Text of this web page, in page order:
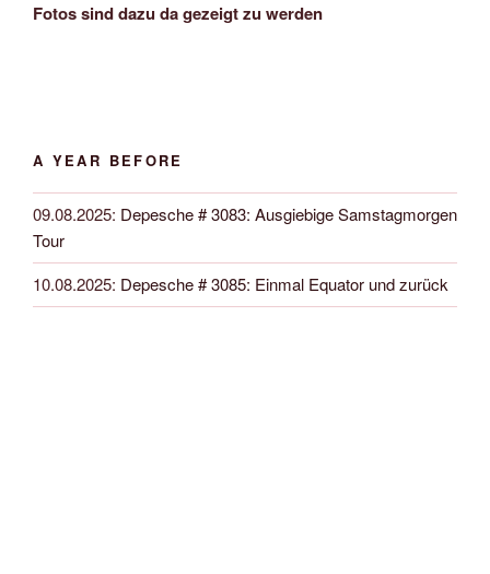
Fotos sind dazu da gezeigt zu werden
A YEAR BEFORE
09.08.2025: Depesche # 3083: Ausgiebige Samstagmorgen
Tour
10.08.2025: Depesche # 3085: Einmal Equator und zurück